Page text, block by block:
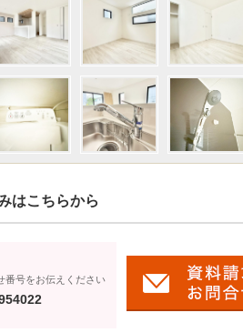
はこちらから
番号をお伝えください